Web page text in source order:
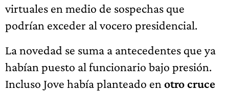
virtuales en medio de sospechas que
podrían exceder al vocero presidencial.
La novedad se suma a antecedentes que ya
habían puesto al funcionario bajo presión.
Incluso Jove había planteado en otro cruce